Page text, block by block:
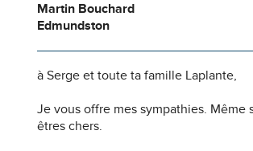
Martin Bouchard
Edmundston
à Serge et toute ta famille Laplante,
Je vous offre mes sympathies.
êtres chers.